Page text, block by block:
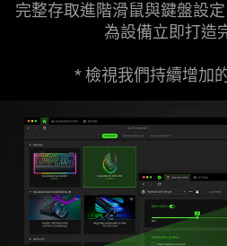
完整存取進階滑鼠與鍵盤設
為設備立即打造
* 檢視我們持續增加